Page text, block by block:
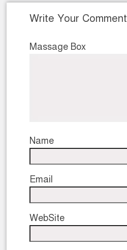
Write Your Comment
Massage Box
Name
Email
WebSite